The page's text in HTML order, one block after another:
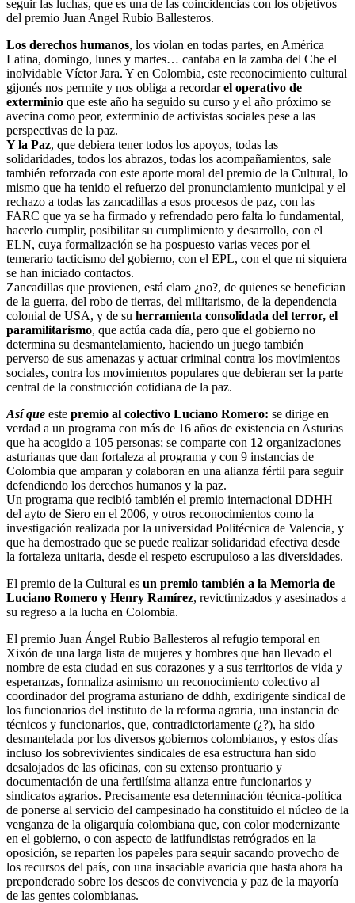
seguir las luchas, que es una de las coincidencias con los objetivos
del premio Juan Angel Rubio Ballesteros.
Los derechos humanos, los violan en todas partes, en América
Latina, domingo, lunes y martes… cantaba en la zamba del Che el
inolvidable Víctor Jara. Y en Colombia, este reconocimiento cultural
gijonés nos permite y nos obliga a recordarel operativo de
exterminio que este año ha seguido su curso y el año próximo se
avecina como peor, exterminio de activistas sociales pese a las
perspectivas de la paz.
Y la Paz, que debiera tener todos los apoyos, todas las
solidaridades, todos los abrazos, todas los acompañamientos, sale
también reforzada con este aporte moral del premio de la Cultural, lo
mismo que ha tenido el refuerzo del pronunciamiento municipal y el
rechazo a todas las zancadillas a esos procesos de paz, con las
FARC que ya se ha firmado y refrendado pero falta lo fundamental,
hacerlo cumplir, posibilitar su cumplimiento y desarrollo, con el
ELN, cuya formalización se ha pospuesto varias veces por el
temerario tacticismo del gobierno, con el EPL, con el que ni siquiera
se han iniciado contactos.
Zancadillas que provienen, está claro ¿no?, de quienes se benefician
de la guerra, del robo de tierras, del militarismo, de la dependencia
colonial de USA, y de su herramienta consolidada del terror, el
paramilitarismo, que actúa cada día, pero que el gobierno no
determina su desmantelamiento, haciendo un juego también
perverso de sus amenazas y actuar criminal contra los movimientos
sociales, contra los movimientos populares que debieran ser la parte
central de la construcción cotidiana de la paz.
Así que este premio al colectivo Luciano Romero: se dirige en
verdad a un programa con más de 16 años de existencia en Asturias
que ha acogido a 105 personas; se comparte con 12 organizaciones
asturianas que dan fortaleza al programa y con 9 instancias de
Colombia que amparan y colaboran en una alianza fértil para seguir
defendiendo los derechos humanos y la paz.
Un programa que recibió también el premio internacional DDHH
del ayto de Siero en el 2006, y otros reconocimientos como la
investigación realizada por la universidad Politécnica de Valencia, y
que ha demostrado que se puede realizar solidaridad efectiva desde
la fortaleza unitaria, desde el respeto escrupuloso a las diversidades.
El premio de la Cultural es un premio también a la Memoria de
Luciano Romero y Henry Ramírez, revictimizados y asesinados a
su regreso a la lucha en Colombia.
El premio Juan Ángel Rubio Ballesteros al refugio temporal en
Xixón de una larga lista de mujeres y hombres que han llevado el
nombre de esta ciudad en sus corazones y a sus territorios de vida y
esperanzas, formaliza asimismo un reconocimiento colectivo al
coordinador del programa asturiano de ddhh, exdirigente sindical de
los funcionarios del instituto de la reforma agraria, una instancia de
técnicos y funcionarios, que, contradictoriamente (¿?), ha sido
desmantelada por los diversos gobiernos colombianos, y estos días
incluso los sobrevivientes sindicales de esa estructura han sido
desalojados de las oficinas, con su extenso prontuario y
documentación de una fertilísima alianza entre funcionarios y
sindicatos agrarios. Precisamente esa determinación técnica-política
de ponerse al servicio del campesinado ha constituido el núcleo de la
venganza de la oligarquía colombiana que, con color modernizante
en el gobierno, o con aspecto de latifundistas retrógrados en la
oposición, se reparten los papeles para seguir sacando provecho de
los recursos del país, con una insaciable avaricia que hasta ahora ha
preponderado sobre los deseos de convivencia y paz de la mayoría
de las gentes colombianas.